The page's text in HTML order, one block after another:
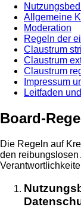
Allgemeine
Moderation
Regeln der
Claustrum
Claustrum
Claustrum
Impressum
Leitfaden
Board-
Die Regeln auf
den